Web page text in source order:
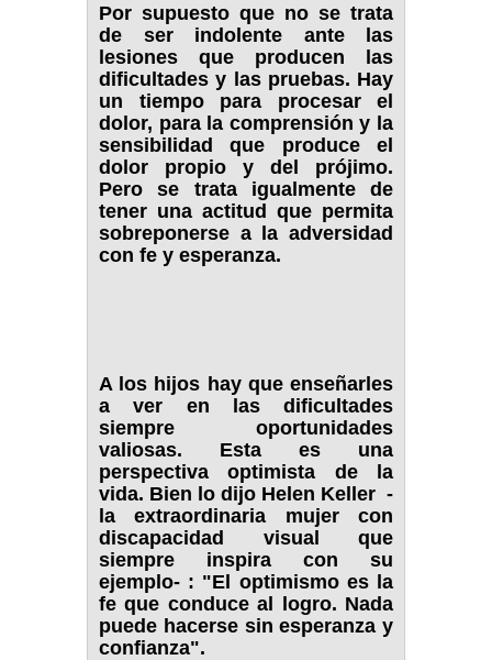
Por supuesto que no se trata
de ser indolente ante las
lesiones que producen las
dificultades y las pruebas. Hay
un tiempo para procesar el
dolor, para la comprensión y la
sensibilidad que produce el
dolor propio y del prójimo.
Pero se trata igualmente de
tener una actitud que permita
sobreponerse a la adversidad
con fe y esperanza.
A los hijos hay que enseñarles
a ver en las dificultades
siempre oportunidades
valiosas. Esta es una
perspectiva optimista de la
vida. Bien lo dijo Helen Keller -
la extraordinaria mujer con
discapacidad visual que
siempre inspira con su
ejemplo- : "El optimismo es la
fe que conduce al logro. Nada
puede hacerse sin esperanza y
confianza".